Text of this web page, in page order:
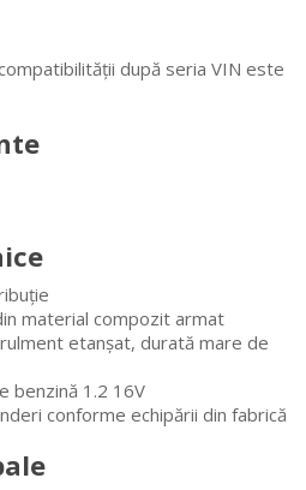
după seria VIN este
material compozit armat
rulment etanșat, durată mare de
benzină 1.2 16V
conforme echipării din fabrică